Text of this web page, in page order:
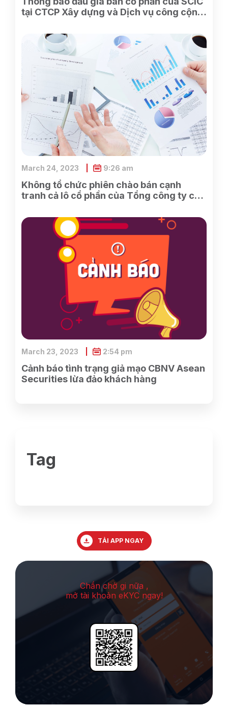
tại CTCP Xây dựng và Dịch vụ công cộng
Không tổ chức phiên chào bán cạnh
tranh cả lô cổ phần của Tổng công ty cổ
SCIC sở hữu
March 24, 2023 9:26 am
Cảnh báo tình trạng giả mạo CBNV Asean
Securities lừa đảo khách hàng
March 23, 2023 2:54 pm
Tag
TẢI APP NGAY
Chần chờ gi nữa ,
mở tài khoản eKYC ngay!